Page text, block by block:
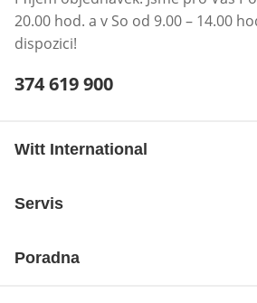
20.00 hod. a v So od 9.00 – 14.00
dispozici!
Telefonní číslo:
374 619 900
Witt International
Servis
Poradna